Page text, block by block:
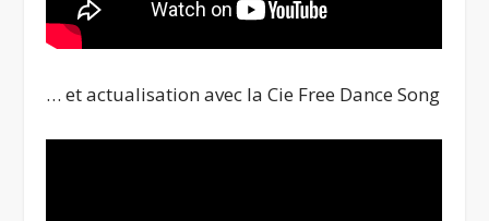
… et actualisation avec la Cie Free Dance Song